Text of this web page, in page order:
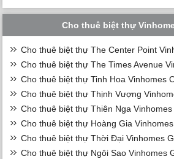
Cho thuê biệt thự
Cho thuê biệt thự The Center Point
Cho thuê biệt thự The Times Avenue
Cho thuê biệt thự Tinh Hoa Vinhomes
Cho thuê biệt thự Thịnh Vượng
Cho thuê biệt thự Thiên Nga
Cho thuê biệt thự Hoàng Gia
Cho thuê biệt thự Thời Đại Vinhomes
Cho thuê biệt thự Ngôi Sao Vinhomes